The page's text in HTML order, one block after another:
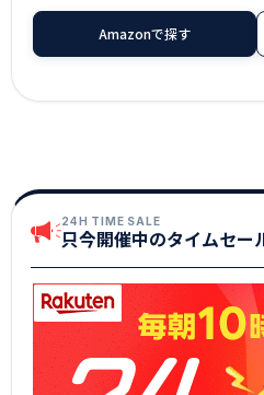
Amazonで探す
24H TIME SALE
只今開催中のタイムセー